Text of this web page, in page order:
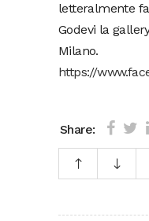
letteralmente
Godevi la
Milano.
https://
Share: